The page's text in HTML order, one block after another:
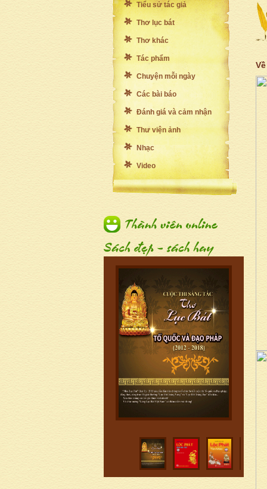
Tiểu sử tác giả
Thơ lục bát
Thơ khác
Tác phẩm
Chuyện mỗi ngày
Các bài báo
Đánh giá và cảm nhận
Thư viện ảnh
Nhạc
Video